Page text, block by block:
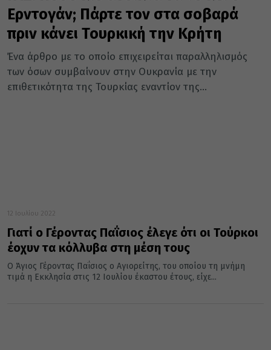
Ερντογάν; Πάρτε τον στα σοβαρά
πριν κάνει Τουρκική την Κρήτη
Ένα άρθρο με το οποίο επιχειρείται παραλληλισμός
των όσων συμβαίνουν στην Ουκρανία με την
επιθετικότητα της Τουρκίας εναντίον της...
12 Ιουλίου 2022
Γιατί ο Γέροντας Παΐσιος έλεγε ότι οι Τούρκοι
έοχυν τα κόλλυβα στη μέση τους
Ο Άγιος Γέροντας Παΐσιος ο Αγιορείτης, του οποίου τη μνήμη
τιμά η Εκκλησία στις 12 Ιουλίου έκαστου έτους, είχε...